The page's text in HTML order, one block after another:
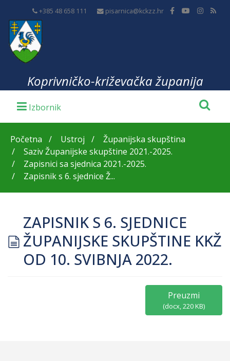
+385 48 658 111 pisarnica@kckzz.hr
Koprivničko-križevačka županija
Početna Ustroj
Županijska skupština
Saziv Županijske skupštine 2021.-2025.
Zapisnici sa sjednica 2021.-2025.
Zapisnik s 6. sjednice Ž...
document
ZAPISNIK S 6. SJEDNICE
ŽUPANIJSKE SKUPŠTINE KKŽ
OD 10. SVIBNJA 2022.
Preuzmi
(docx,220 KB)